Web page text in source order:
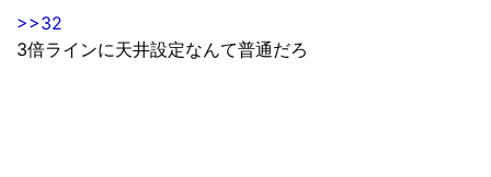
>>32
3倍ラインに天井設定なんて普通だろ